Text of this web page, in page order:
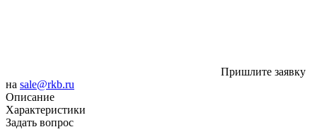
Пришлите заявку
на sale@rkb.ru
Описание
Характеристики
Задать вопрос